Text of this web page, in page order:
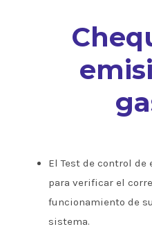
El Test de control
para verificar el
funcionamiento de
sistema.